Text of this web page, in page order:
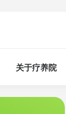
关于疗养院